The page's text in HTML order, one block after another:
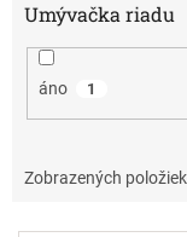
Umývačka riadu
áno 1
Zobrazených